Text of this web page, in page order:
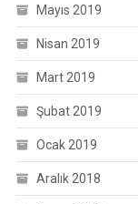
Mayıs 2019
Nisan 2019
Mart 2019
Şubat 2019
Ocak 2019
Aralık 2018